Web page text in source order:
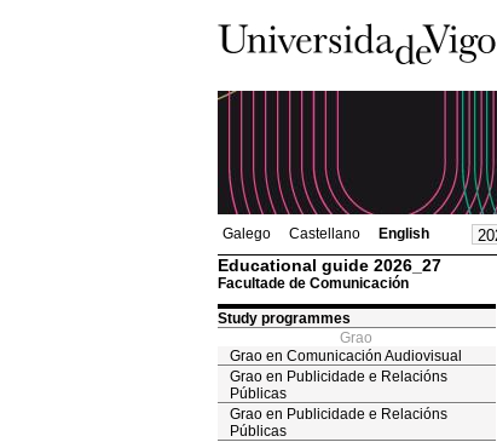
Galego Castellano English
Educational guide 2026_27
Facultade de Comunicación
Study programmes
Grao
Grao en Comunicación Audiovisual
Grao en Publicidade e Relacións
Públicas
Grao en Publicidade e Relacións
Públicas